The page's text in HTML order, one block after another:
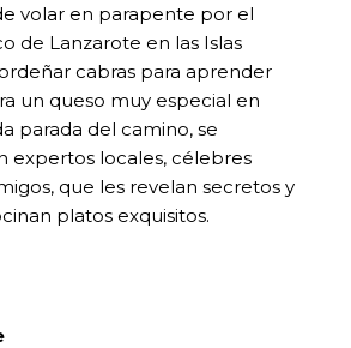
volar en parapente por el
de Lanzarote en las Islas
cabras para aprender
un queso muy especial en
parada del camino, se
expertos locales, célebres
que les revelan secretos y
platos exquisitos.